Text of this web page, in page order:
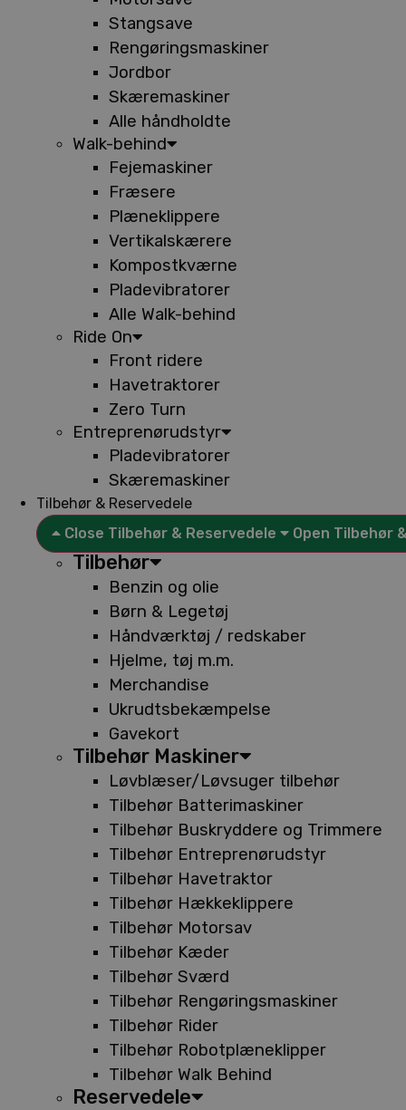
Stangsave
Rengøringsmaskiner
Jordbor
Skæremaskiner
Alle håndholdte
Walk-behind
Fejemaskiner
Fræsere
Plæneklippere
Vertikalskærere
Kompostkværne
Pladevibratorer
Alle Walk-behind
Ride On
Front ridere
Havetraktorer
Zero Turn
Entreprenørudstyr
Pladevibratorer
Skæremaskiner
Tilbehør & Reservedele
Close Tilbehør & Reservedele
Open Tilbehør
Tilbehør
Benzin og olie
Børn & Legetøj
Håndværktøj / redskaber
Hjelme, tøj m.m.
Merchandise
Ukrudtsbekæmpelse
Gavekort
Tilbehør Maskiner
Løvblæser/Løvsuger tilbehør
Tilbehør Batterimaskiner
Tilbehør Buskryddere og Trimmere
Tilbehør Entreprenørudstyr
Tilbehør Havetraktor
Tilbehør Hækkeklippere
Tilbehør Motorsav
Tilbehør Kæder
Tilbehør Sværd
Tilbehør Rengøringsmaskiner
Tilbehør Rider
Tilbehør Robotplæneklipper
Tilbehør Walk Behind
Reservedele